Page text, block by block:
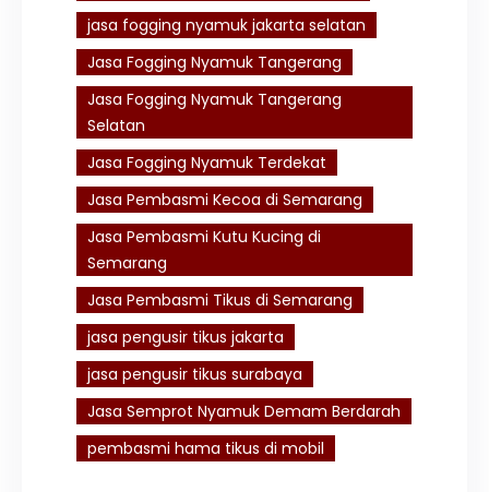
jasa fogging nyamuk jakarta selatan
Jasa Fogging Nyamuk Tangerang
Jasa Fogging Nyamuk Tangerang
Selatan
Jasa Fogging Nyamuk Terdekat
Jasa Pembasmi Kecoa di Semarang
Jasa Pembasmi Kutu Kucing di
Semarang
Jasa Pembasmi Tikus di Semarang
jasa pengusir tikus jakarta
jasa pengusir tikus surabaya
Jasa Semprot Nyamuk Demam Berdarah
pembasmi hama tikus di mobil